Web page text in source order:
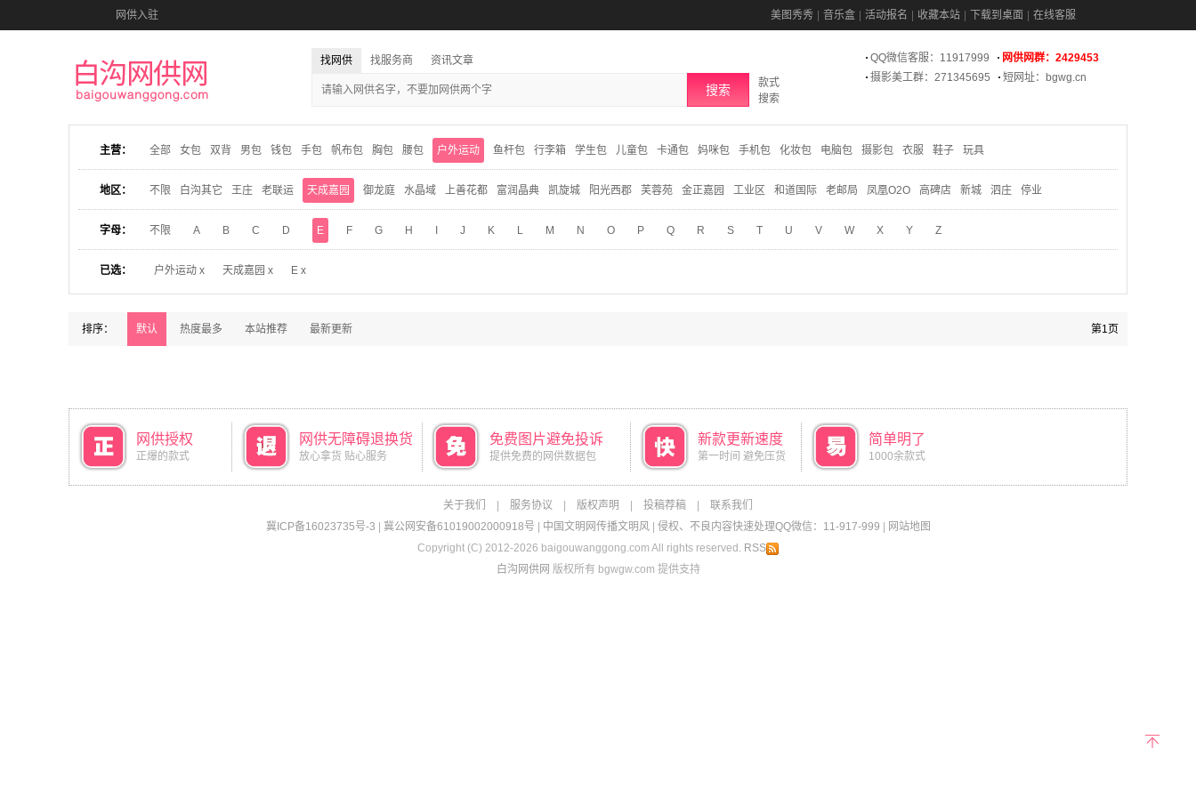
网供入驻 美图秀秀 音乐盒 活动报名 收藏本站 下载到桌面 在线客服
找网供 找服务商 资讯文章
搜索
款式
搜索
QQ微信客服：11917999
网供网群：2429453
摄影美工群：271345695
短网址：bgwg.cn
主营： 全部 女包 双背 男包 钱包 手包 帆布包 胸包 腰包 户外运动 鱼杆包 行李箱 学生包 儿童包 卡通包 妈咪包 手机包 化妆包 电脑包 摄影包 衣服 鞋子 玩具
地区： 不限 白沟其它 王庄 老联运 天成嘉园 御龙庭 水晶域 上善花都 富润晶典 凯旋城 阳光西郡 芙蓉苑 金正嘉园 工业区 和道国际 老邮局 凤凰O2O 高碑店 新城 泗庄 停业
字母： 不限 A B C D E F G H J K L M N O P Q R S T U V W X Y Z
已选： 户外运动 x 天成嘉园 x E x
排序： 默认 热度最多 本站推荐 最新更新 第1页
网供授权
正爆的款式
网供无障碍退换货
放心拿货 贴心服务
免费图片避免投诉
提供免费的网供数据包
新款更新速度
第一时间 避免压货
简单明了
1000余款式
关于我们 服务协议 版权声明 投稿荐稿
联系我们
冀ICP备16023735号-3
冀公网安备61019002000918号 中国文明网传播文明风| 侵权、不良内容快速处理QQ微信：11-917-999
网站地图
Copyright (C) 2012-2026 baigouwanggong.com All rights reserved. RSS
白沟网供网 版权所有 bgwgw.com 提供支持